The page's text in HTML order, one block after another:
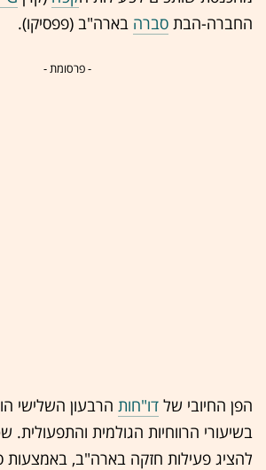
החברה-הבת סברה בארה"ב (פפסיקו).
- פרסומת -
הפן החיובי של דו"חות הרבעון השלישי
בשיעורי הרווחיות הגולמית
להציג פעילות חזקה בארה"ב, באמצעות